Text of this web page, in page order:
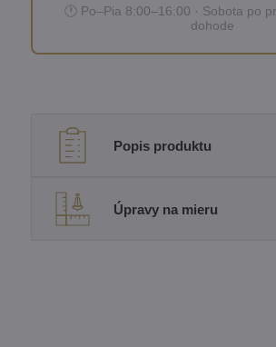
🕐 Po–Pia 8:00–16:00 · Sobota po
dohode
Popis produktu
Úpravy na mieru